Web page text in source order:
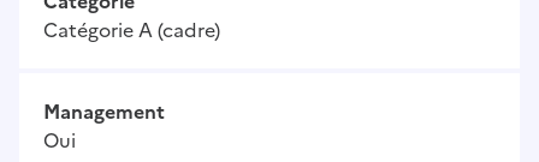
Catégorie A (cadre)
Management
Oui